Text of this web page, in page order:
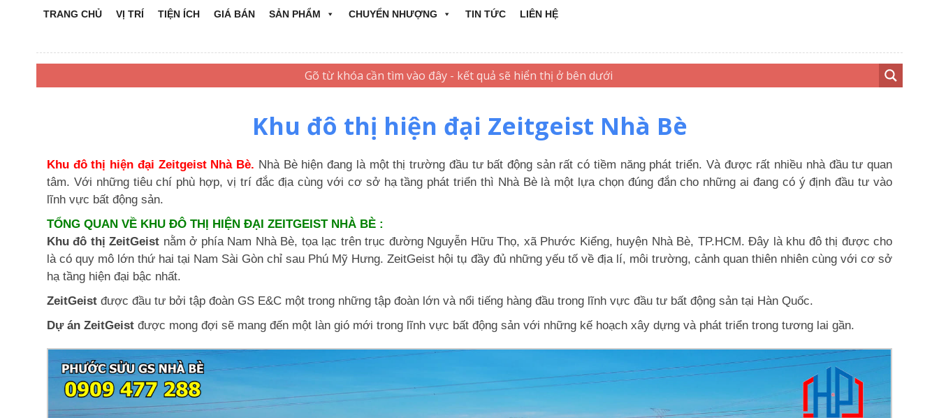
TRANG CHỦ VỊ TRÍ TIỆN ÍCH GIÁ BÁN SẢN PHẨM CHUYỂN NHƯỢNG TIN TỨC LIÊN HỆ
Khu đô thị hiện đại Zeitgeist Nhà Bè
Khu đô thị hiện đại Zeitgeist Nhà Bè. Nhà Bè hiện đang là một thị trường đầu tư bất động sản rất có tiềm năng phát triển. Và được rất nhiều nhà đầu tư quan
tâm. Với những tiêu chí phù hợp, vị trí đắc địa cùng với cơ sở hạ tầng phát triển thì Nhà Bè là một lựa chọn đúng đắn cho những ai đang có ý định đầu tư vào
lĩnh vực bất động sản.
TỔNG QUAN VỀ KHU ĐÔ THỊ HIỆN ĐẠI ZEITGEIST NHÀ BÈ :
Khu đô thị ZeitGeist nằm ở phía Nam Nhà Bè, tọa lạc trên trục đường Nguyễn Hữu Thọ, xã Phước Kiểng, huyện Nhà Bè, TP.HCM. Đây là khu đô thị được cho
là có quy mô lớn thứ hai tại Nam Sài Gòn chỉ sau Phú Mỹ Hưng. ZeitGeist hội tụ đầy đủ những yếu tố về địa lí, môi trường, cảnh quan thiên nhiên cùng với cơ sở
hạ tầng hiện đại bậc nhất.
ZeitGeist được đầu tư bởi tập đoàn GS E&C một trong những tập đoàn lớn và nổi tiếng hàng đầu trong lĩnh vực đầu tư bất động sản tại Hàn Quốc.
Dự án ZeitGeist được mong đợi sẽ mang đến một làn gió mới trong lĩnh vực bất động sản với những kế hoạch xây dựng và phát triển trong tương lai gần.